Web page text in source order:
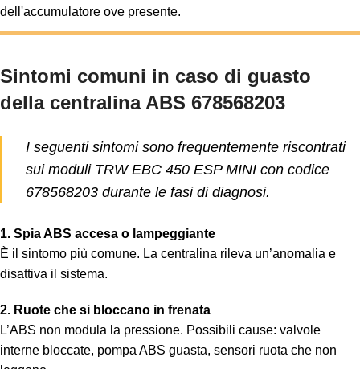
dell'accumulatore ove presente.
Sintomi comuni in caso di guasto
della centralina ABS 678568203
I seguenti sintomi sono frequentemente riscontrati
sui moduli TRW EBC 450 ESP MINI con codice
678568203 durante le fasi di diagnosi.
1. Spia ABS accesa o lampeggiante
È il sintomo più comune. La centralina rileva un’anomalia e
disattiva il sistema.
2. Ruote che si bloccano in frenata
L’ABS non modula la pressione. Possibili cause: valvole
interne bloccate, pompa ABS guasta, sensori ruota che non